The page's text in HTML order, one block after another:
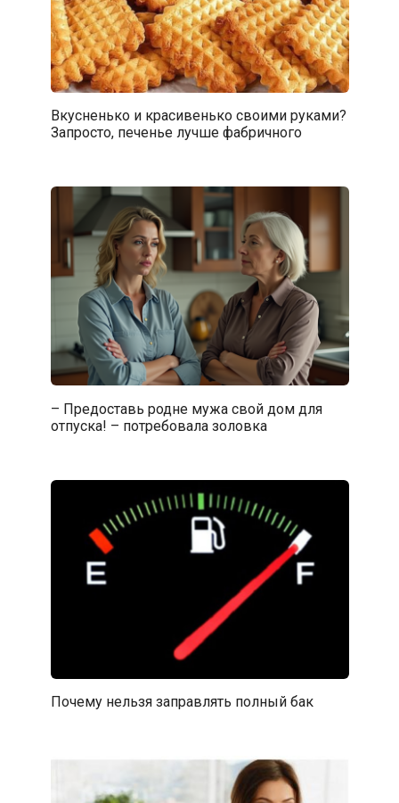
Вкусненько и красивенько своими руками?
Запросто, печенье лучше фабричного
– Предоставь родне мужа свой дом для
отпуска! – потребовала золовка
Почему нельзя заправлять полный бак